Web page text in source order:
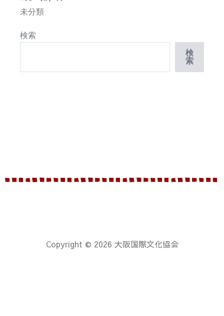
未分類
検索
検
索
Copyright © 2026 大阪国際文化協会